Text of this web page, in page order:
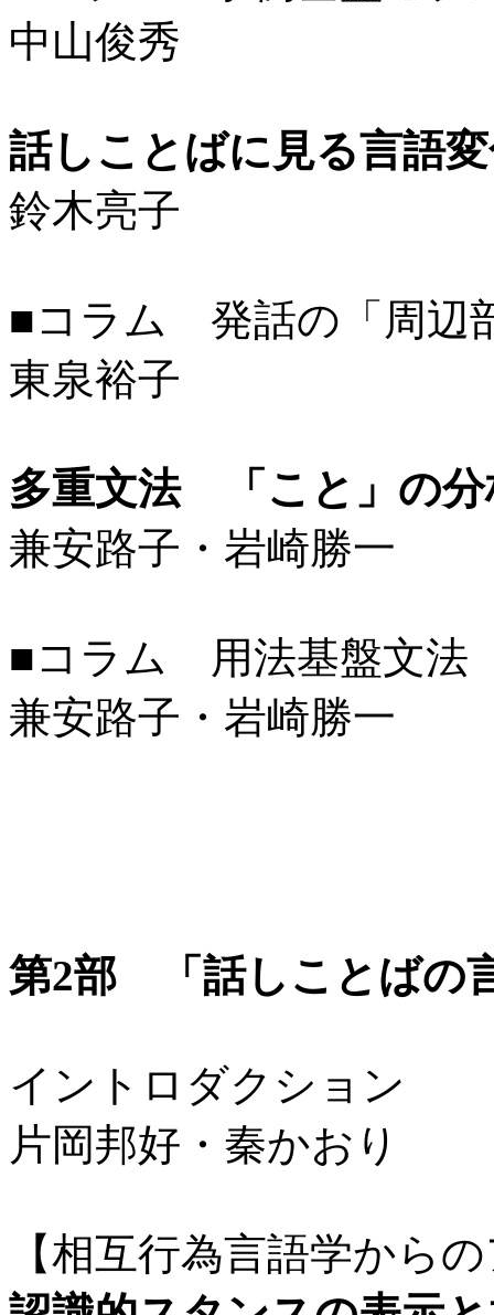
中山俊秀
話しことばに見る言語
鈴木亮子
■コラム 発話の「周辺
東泉裕子
多重文法 「こと」の分
兼安路子・岩崎勝一
■コラム 用法基盤文法（
兼安路子・岩崎勝一
第2部 「話しことばの
イントロダクション
片岡邦好・秦かおり
【相互行為言語学から